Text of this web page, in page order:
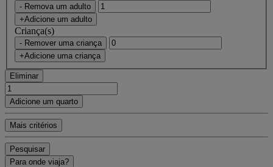
- Remova um adulto
+Adicione um adulto
Criança(s)
- Remover uma criança
+Adicione uma criança
Eliminar
Adicione um quarto
Mais critérios
Pesquisar
Para onde viaja?